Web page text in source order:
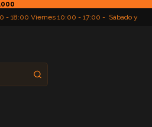
- 18:00 Viernes 10:00 - 17:00 - Sábado y